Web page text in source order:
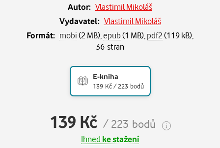
Autor: Vlastimil Mikoláš
Vydavatel: Vlastimil Mikoláš
Formát: mobi(2 MB),epub(1 MB),pdf2(119 kB),
36 stran
E-kniha
139 Kč / 223 bodů
139 Kč / 223 bodů
Ihned ke stažení